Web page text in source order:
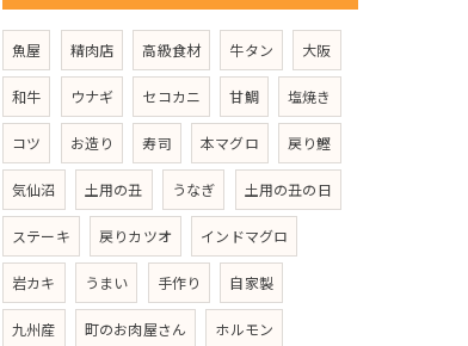
魚屋 精肉店 高級食材 牛タン 大阪
和牛 ウナギ セコカニ 甘鯛 塩焼き
コツ お造り 寿司 本マグロ 戻り鰹
気仙沼 土用の丑 うなぎ 土用の丑の日
ステーキ 戻りカツオ インドマグロ
岩カキ うまい 手作り 自家製
九州産 町のお肉屋さん ホルモン